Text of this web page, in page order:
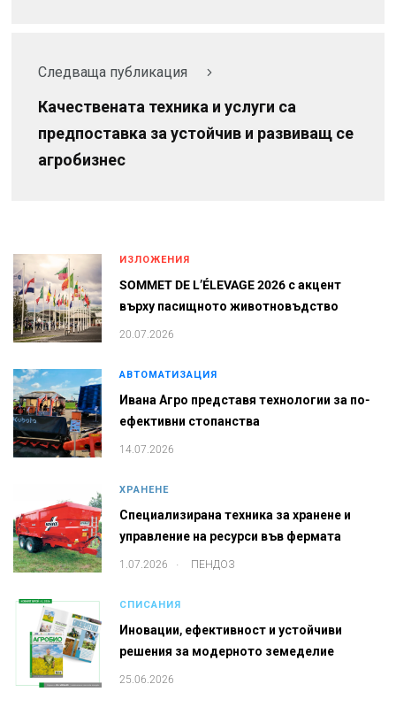
Следваща публикация
Качествената техника и услуги са
предпоставка за устойчив и развиващ се
агробизнес
ИЗЛОЖЕНИЯ
SOMMET DE L’ÉLEVAGE 2026 с акцент
върху пасищното животновъдство
20.07.2026
АВТОМАТИЗАЦИЯ
Ивана Агро представя технологии за по-
ефективни стопанства
14.07.2026
ХРАНЕНЕ
Специализирана техника за хранене и
управление на ресурси във фермата
1.07.2026 ПЕНДОЗ
СПИСАНИЯ
Иновации, ефективност и устойчиви
решения за модерното земеделие
25.06.2026